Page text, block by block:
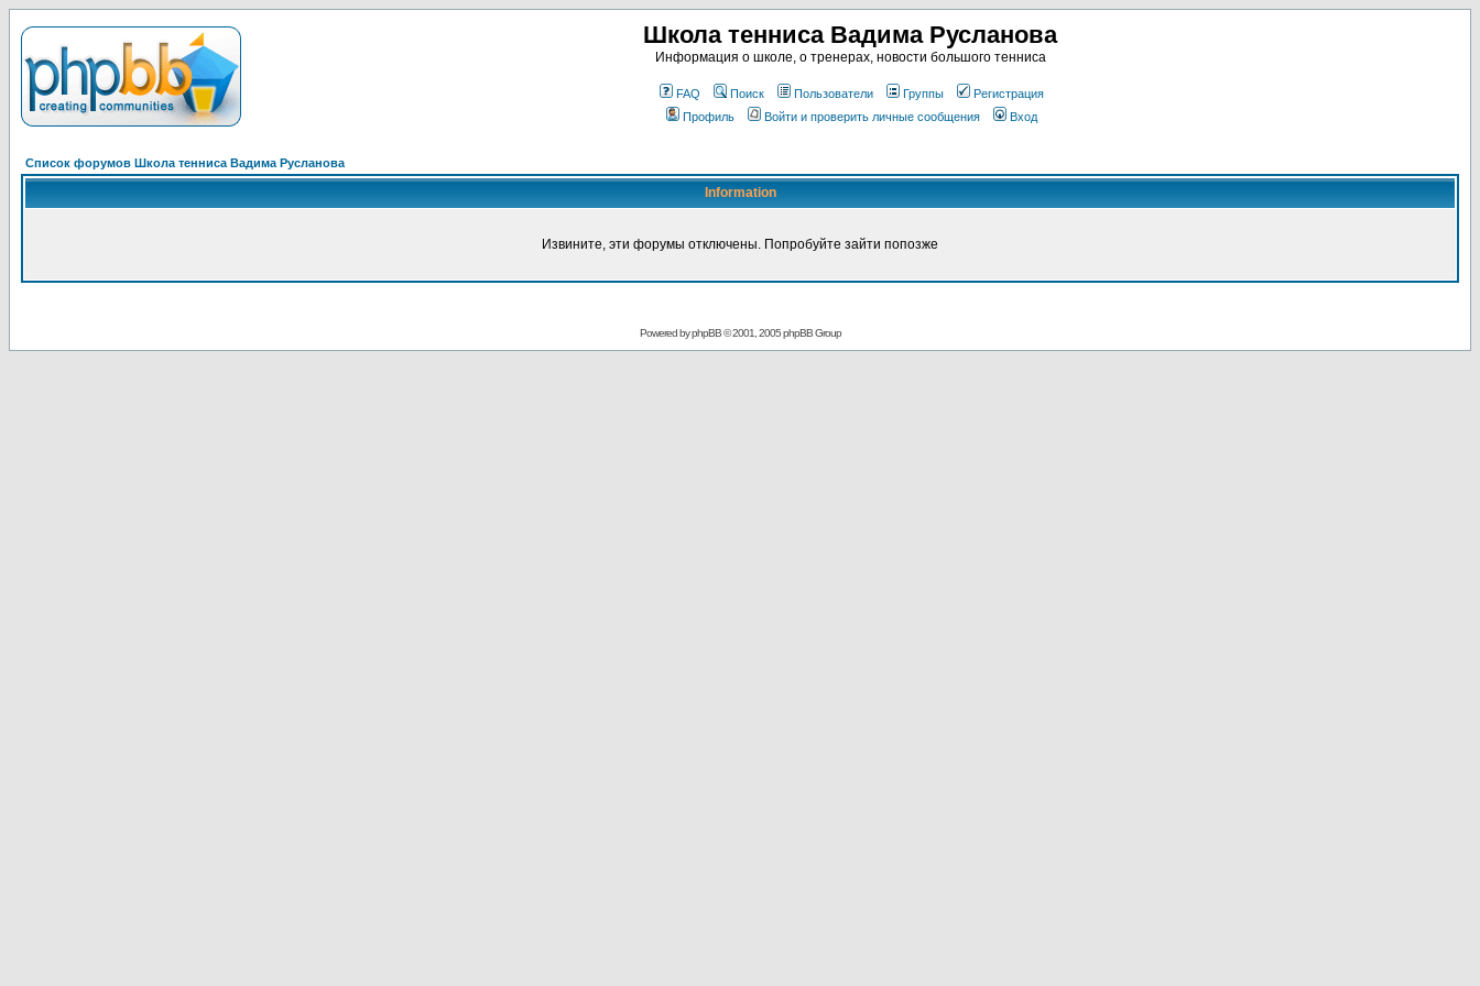
Школа тенниса Вадима Русланова
Информация о школе, о тренерах, новости большого тенниса
FAQ Поиск Пользователи Группы
Регистрация
Профиль
Войти и проверить личные сообщения Вход
Список форумов Школа тенниса Вадима Русланова
Information
Извините, эти форумы отключены. Попробуйте зайти попозже
Powered byphpBB© 2001, 2005 phpBB Group